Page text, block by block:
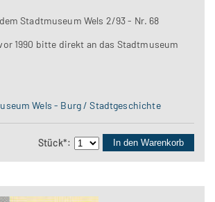
Stadtmuseum Wels 2/93 - Nr. 68
1990 bitte direkt an das Stadtmuseum
Wels - Burg / Stadtgeschichte
Stück*: In den Warenkorb